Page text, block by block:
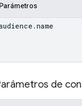
Parámetros
. name
de